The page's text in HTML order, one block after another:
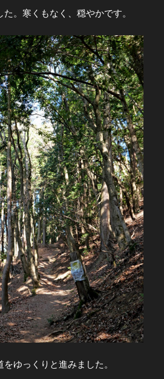
。寒くもなく、穏やかです。
ゆっくりと進みました。